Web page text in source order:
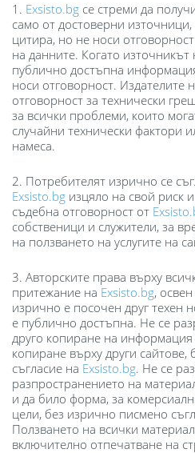
1. Exsisto.bg се стреми да
само от достоверни
цитира, но не носи
на данните. Когато
публично достъпна
носи отговорност. Издателите
отговорност за технически
за всички проблеми, които
случайни технически фактори
намеса.
2. Потребителят изрично се
Exsisto.bg изцяло на свой риск
съдебна отговорност от
собственици и служители, за
на ползването на услугите на
3. Авторските права върху
притежание на Exsisto.bg,
изрично е посочен друг техен
е публично достъпна. Не се
друго копиране на информация
копиране върху други
съгласие на Exsisto.bg. Не се
разпространението на
и да било форма, за
цели, без изрично писмено
Ползването на всички
включително отпечатване на